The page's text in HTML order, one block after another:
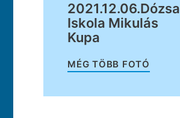
2021.12.06.Dózsa
Iskola Mikulás
Kupa
MÉG TÖBB FOTÓ